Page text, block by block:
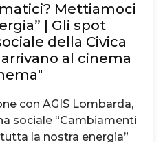
Mettiamoci
| Gli spot
della Civica
al cinema
con AGIS Lombarda,
sociale “Cambiamenti
la nostra energia”